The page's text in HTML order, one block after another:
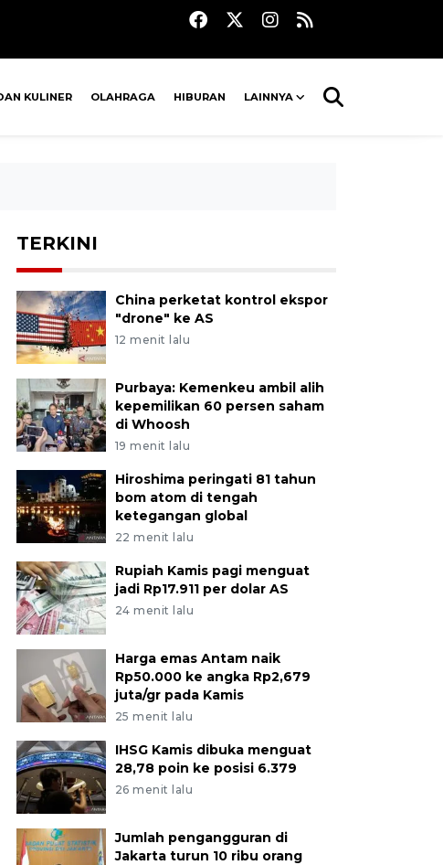
KULINER OLAHRAGA HIBURAN LAINNYA
TERKINI
China perketat kontrol ekspor
"drone" ke AS
12 menit lalu
Purbaya: Kemenkeu ambil alih
kepemilikan 60 persen saham
di Whoosh
19 menit lalu
Hiroshima peringati 81 tahun
bom atom di tengah
ketegangan global
22 menit lalu
Rupiah Kamis pagi menguat
jadi Rp17.911 per dolar AS
24 menit lalu
Harga emas Antam naik
Rp50.000 ke angka Rp2,679
juta/gr pada Kamis
25 menit lalu
IHSG Kamis dibuka menguat
28,78 poin ke posisi 6.379
26 menit lalu
Jumlah pengangguran di
Jakarta turun 10 ribu orang